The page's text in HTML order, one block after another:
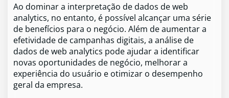
Ao dominar a interpretação de dados de web
analytics, no entanto, é possível alcançar uma série
de benefícios para o negócio. Além de aumentar a
efetividade de campanhas digitais, a análise de
dados de web analytics pode ajudar a identificar
novas oportunidades de negócio, melhorar a
experiência do usuário e otimizar o desempenho
geral da empresa.